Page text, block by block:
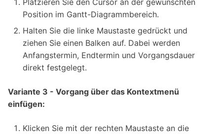
Platzieren Sie den Cursor an der gewünschten
Position im Gantt-Diagrammbereich.
Halten Sie die linke Maustaste gedrückt und
ziehen Sie einen Balken auf. Dabei werden
Anfangstermin, Endtermin und Vorgangsdauer
direkt festgelegt.
Variante 3 - Vorgang über das Kontextmenü
einfügen:
Klicken Sie mit der rechten Maustaste an die